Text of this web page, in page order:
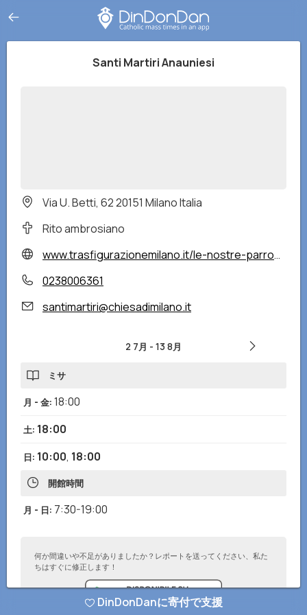
Santi Martiri Anauniesi
Via U. Betti, 62 20151 Milano Italia
Rito ambrosiano
www.trasfigurazionemilano.it/le-nostre-parrocchie/santi-martiri-anauniesi
0238006361
santimartiri@chiesadimilano.it
2 7月 - 13 8月
ミサ
月 - 金: 18:00
土: 18:00
日: 10:00, 18:00
開館時間
月 - 日: 7:30-19:00
何か間違いや不足がありましたか？レポートを送ってください、私た
ちはすぐに修正します！
DinDonDanに寄付で支援